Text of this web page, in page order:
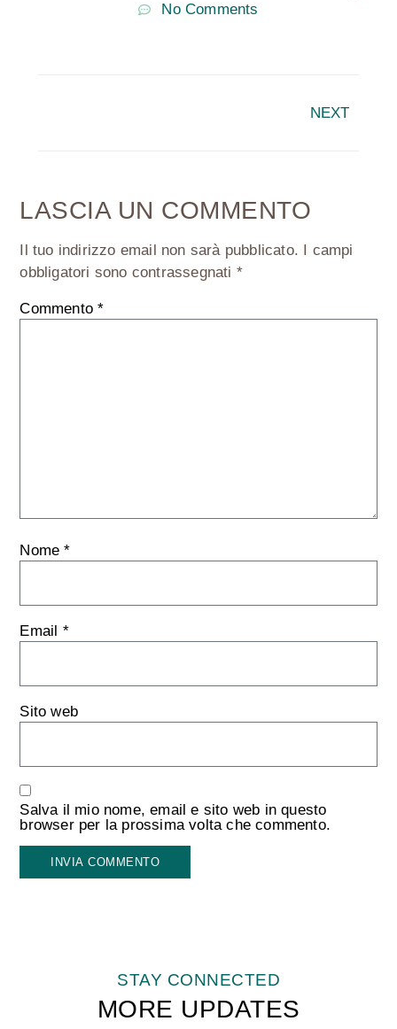
No Comments
NEXT
LASCIA UN COMMENTO
Il tuo indirizzo email non sarà pubblicato. I campi
obbligatori sono contrassegnati *
Commento*
Nome*
Email *
Sito web
Salva il mio nome, email e sito web in questo
browser per la prossima volta che commento.
STAY CONNECTED
MORE UPDATES